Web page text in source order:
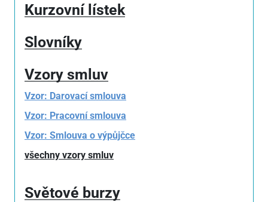
Kurzovní lístek
Slovníky
Vzory smluv
Vzor: Darovací smlouva
Vzor: Pracovní smlouva
Vzor: Smlouva o výpůjčce
všechny vzory smluv
Světové burzy